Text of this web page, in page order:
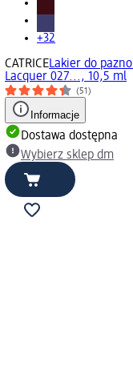
+32
CATRICELakier do
Lacquer 027..., 10,5 ml
(51)
Informacje
Dostawa dostępna
Wybierz sklep dm